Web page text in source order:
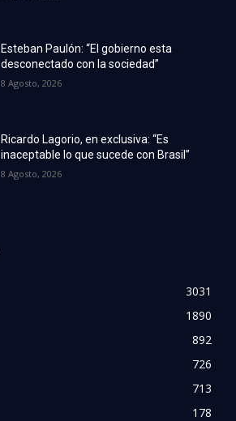
Esteban Paulón: “El gobierno esta
desconectado con la sociedad”
8 Agosto, 2026
Ricardo Lagorio, en exclusiva: “Es
inaceptable lo que sucede con Brasil”
8 Agosto, 2026
3031
1890
892
726
713
178